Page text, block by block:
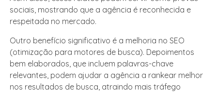
sociais, mostrando que a agência é reconhecida e
respeitada no mercado.
Outro benefício significativo é a melhoria no SEO
(otimização para motores de busca). Depoimentos
bem elaborados, que incluem palavras-chave
relevantes, podem ajudar a agência a rankear melhor
nos resultados de busca, atraindo mais tráfego